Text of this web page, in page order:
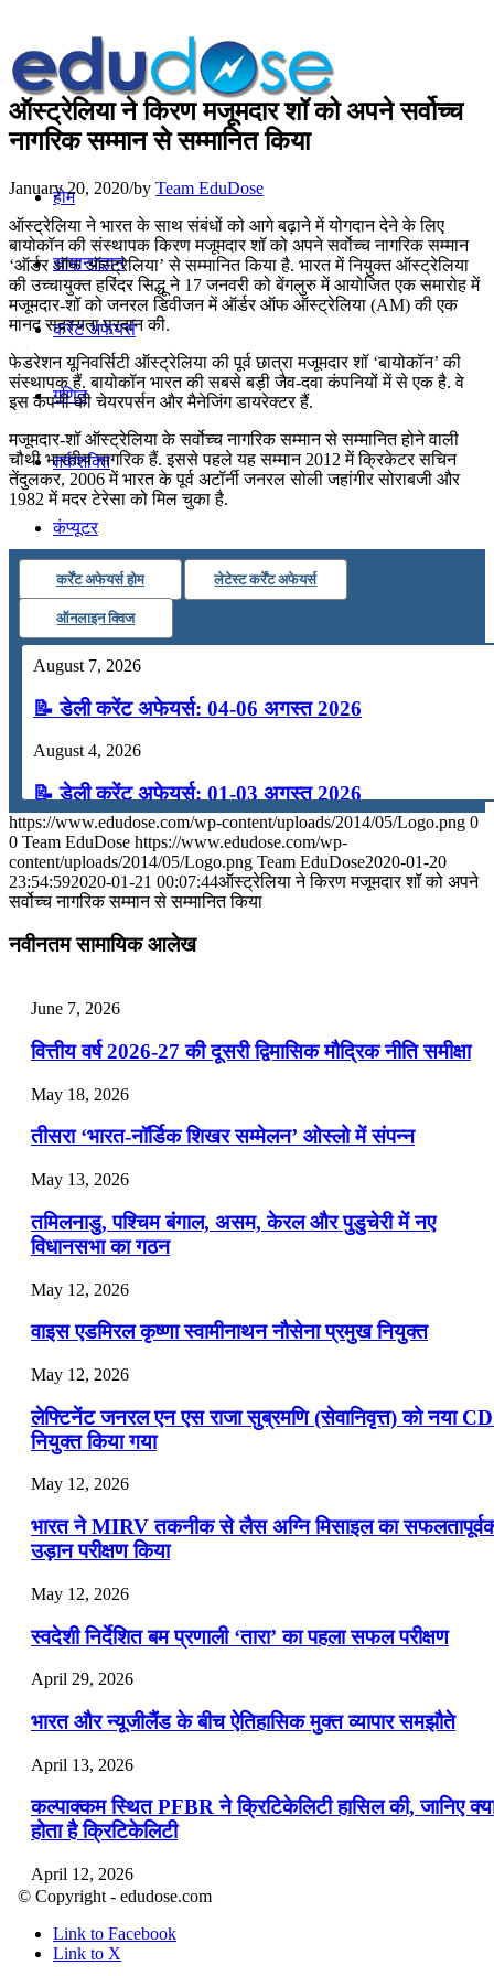
होम
सामान्यज्ञान
करेंट अफेयर्स
गणित
तर्कशक्ति
कंप्यूटर
अंग्रेजी
मॉक टेस्ट
Menu Menu
ऑस्ट्रेलिया ने किरण मजूमदार शॉ को अपने सर्वोच्च
नागरिक सम्मान से सम्मानित किया
January 20, 2020/by Team EduDose
ऑस्ट्रेलिया ने भारत के साथ संबंधों को आगे बढ़ाने में योगदान देने के लिए
बायोकॉन की संस्थापक किरण मजूमदार शॉ को अपने सर्वोच्च नागरिक सम्मान
‘ऑर्डर ऑफ ऑस्ट्रेलिया’ से सम्मानित किया है. भारत में नियुक्त ऑस्ट्रेलिया
की उच्चायुक्त हरिंदर सिद्धू ने 17 जनवरी को बेंगलुरु में आयोजित एक समारोह में
मजूमदार-शॉ को जनरल डिवीजन में ऑर्डर ऑफ ऑस्ट्रेलिया (AM) की एक
मानद सदस्यता प्रदान की.
फेडरेशन यूनिवर्सिटी ऑस्ट्रेलिया की पूर्व छात्रा मजूमदार शॉ ‘बायोकॉन’ की
संस्थापक हैं. बायोकॉन भारत की सबसे बड़ी जैव-दवा कंपनियों में से एक है. वे
इस कंपनी की चेयरपर्सन और मैनेजिंग डायरेक्टर हैं.
मजूमदार-शॉ ऑस्ट्रेलिया के सर्वोच्च नागरिक सम्मान से सम्मानित होने वाली
चौथी भारतीय नागरिक हैं. इससे पहले यह सम्मान 2012 में क्रिकेटर सचिन
तेंदुलकर, 2006 में भारत के पूर्व अटॉर्नी जनरल सोली जहांगीर सोराबजी और
1982 में मदर टेरेसा को मिल चुका है.
कर्रेंट अफेयर्स होम लेटेस्ट कर्रेंट अफेयर्स
ऑनलाइन क्विज
August 7, 2026
📝 डेली करेंट अफेयर्स: 04-06 अगस्त 2026
August 4, 2026
📝 डेली करेंट अफेयर्स: 01-03 अगस्त 2026
July 31, 2026
📝 डेली करेंट अफेयर्स: 28-31 जुलाई 2026
July 25, 2026
📝 डेली करेंट अफेयर्स: 22-24 जुलाई 2026
July 22, 2026
📝 डेली करेंट अफेयर्स: 19-21 जुलाई 2026
July 19, 2026
📝 डेली करेंट अफेयर्स: 16-18 जुलाई 2026
https://www.edudose.com/wp-content/uploads/2014/05/Logo.png 0
0 Team EduDose https://www.edudose.com/wp-
content/uploads/2014/05/Logo.png Team EduDose2020-01-20
23:54:592020-01-21 00:07:44ऑस्ट्रेलिया ने किरण मजूमदार शॉ को अपने
सर्वोच्च नागरिक सम्मान से सम्मानित किया
नवीनतम सामायिक आलेख
June 7, 2026
वित्तीय वर्ष 2026-27 की दूसरी द्विमासिक मौद्रिक नीति समीक्षा
May 18, 2026
तीसरा ‘भारत-नॉर्डिक शिखर सम्मेलन’ ओस्लो में संपन्न
May 13, 2026
तमिलनाडु, पश्चिम बंगाल, असम, केरल और पुडुचेरी में नए
विधानसभा का गठन
May 12, 2026
वाइस एडमिरल कृष्णा स्वामीनाथन नौसेना प्रमुख नियुक्त
May 12, 2026
लेफ्टिनेंट जनरल एन एस राजा सुब्रमणि (सेवानिवृत्त) को नया
नियुक्त किया गया
May 12, 2026
भारत ने MIRV तकनीक से लैस अग्नि मिसाइल का
उड़ान परीक्षण किया
May 12, 2026
स्वदेशी निर्देशित बम प्रणाली ‘तारा’ का पहला सफल परीक्षण
April 29, 2026
भारत और न्यूजीलैंड के बीच ऐतिहासिक मुक्त व्यापार समझौते
April 13, 2026
कल्पाक्कम स्थित PFBR ने क्रिटिकेलिटी हासिल की, जानिए
होता है क्रिटिकेलिटी
April 12, 2026
April 9, 2026
© Copyright - edudose.com
Link to Facebook
Link to X